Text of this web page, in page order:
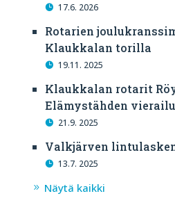
17.6. 2026
Rotarien
Klaukkalan torilla
19.11. 2025
Klaukkalan rotarit
Elämystähden
21.9. 2025
Valkjärven
13.7. 2025
Näytä kaikki